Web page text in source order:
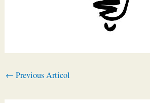
← Previous Articol